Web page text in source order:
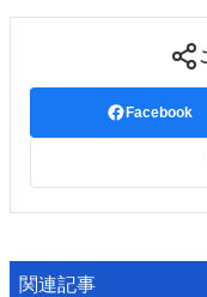
Facebook
関連記事